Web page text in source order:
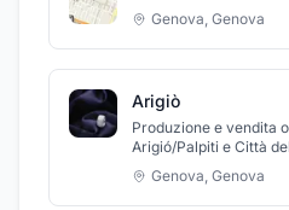
Genova, Genova
Arigiò
Produzione e vendita
Arigió/Palpiti e Città
realizziamo pezzi
ai vostri monili.
Genova, Genova